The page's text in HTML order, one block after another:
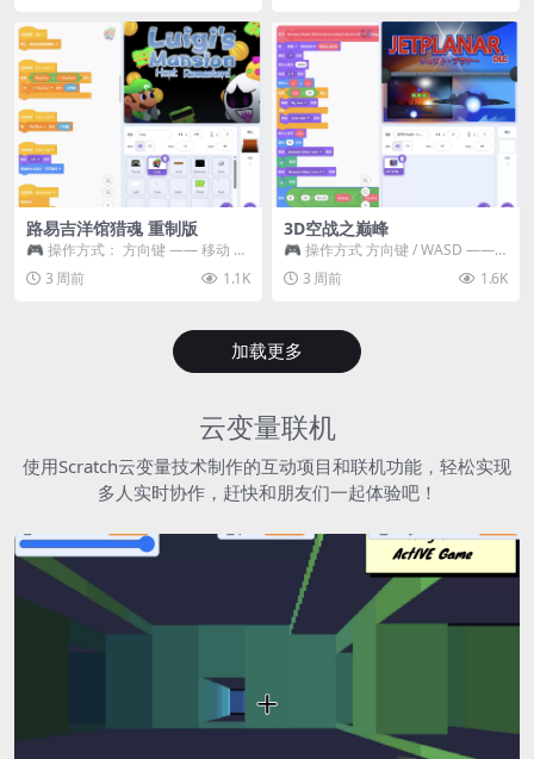
路易吉洋馆猎魂 重制版
🎮 操作方式： 方向键 —— 移动 &
跳跃 空格 —— 打开宝箱 将你...
3 周前 1.1K
3D空战之巅峰
🎮 操作方式 方向键 / WASD ——
移动 Z / K —— 射击 / 攻击...
3 周前 1.6K
加载更多
云变量联机
使用Scratch云变量技术制作的互动项目和联机功能，轻松实现
多人实时协作，赶快和朋友们一起体验吧！